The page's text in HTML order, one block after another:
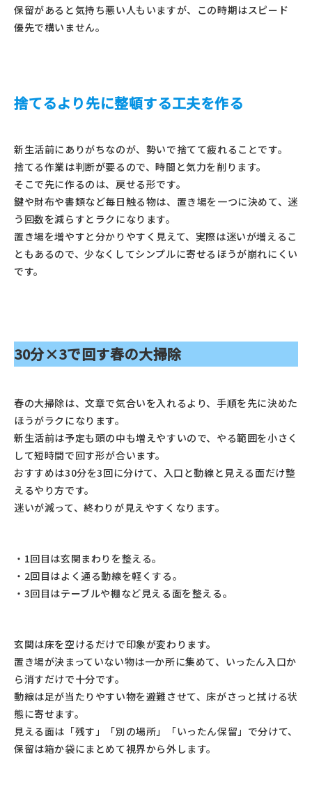
保留があると気持ち悪い人もいますが、この時期はスピード
優先で構いません。
捨てるより先に整頓する工夫を作る
新生活前にありがちなのが、勢いで捨てて疲れることです。
捨てる作業は判断が要るので、時間と気力を削ります。
そこで先に作るのは、戻せる形です。
鍵や財布や書類など毎日触る物は、置き場を一つに決めて、迷
う回数を減らすとラクになります。
置き場を増やすと分かりやすく見えて、実際は迷いが増えるこ
ともあるので、少なくしてシンプルに寄せるほうが崩れにくい
です。
30分×3で回す春の大掃除
春の大掃除は、文章で気合いを入れるより、手順を先に決めた
ほうがラクになります。
新生活前は予定も頭の中も増えやすいので、やる範囲を小さく
して短時間で回す形が合います。
おすすめは30分を3回に分けて、入口と動線と見える面だけ整
えるやり方です。
迷いが減って、終わりが見えやすくなります。
・1回目は玄関まわりを整える。
・2回目はよく通る動線を軽くする。
・3回目はテーブルや棚など見える面を整える。
玄関は床を空けるだけで印象が変わります。
置き場が決まっていない物は一か所に集めて、いったん入口か
ら消すだけで十分です。
動線は足が当たりやすい物を避難させて、床がさっと拭ける状
態に寄せます。
見える面は「残す」「別の場所」「いったん保留」で分けて、
保留は箱か袋にまとめて視界から外します。